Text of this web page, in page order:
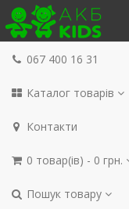
067 400 16 31
Каталог товарів
Контакти
0 товар(ів) - 0 грн.
Пошук товару